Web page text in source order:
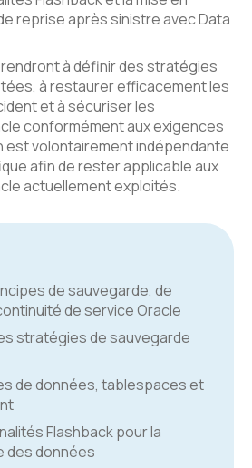
reprise après sinistre avec Data
à définir des stratégies
à restaurer efficacement les
et à sécuriser les
conformément aux exigences
est volontairement indépendante
afin de rester applicable aux
actuellement exploités.
de sauvegarde, de
de service Oracle
stratégies de sauvegarde
de données, tablespaces et
Flashback pour la
des données